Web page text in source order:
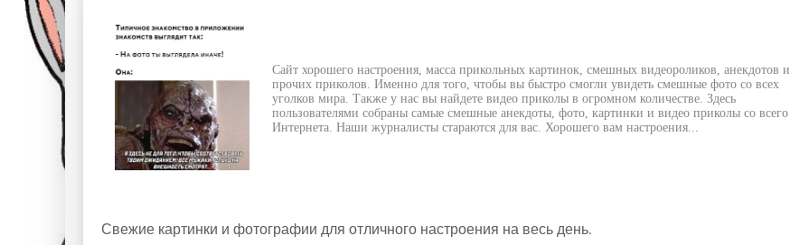
Сайт хорошего настроения, масса прикольных картинок, смешных видеороликов, анекдотов и
прочих приколов. Именно для того, чтобы вы быстро смогли увидеть смешные фото со всех
уголков мира. Также у нас вы найдете видео приколы в огромном количестве. Здесь
пользователями собраны самые смешные анекдоты, фото, картинки и видео приколы со всего
Интернета. Наши журналисты стараются для вас. Хорошего вам настроения...
Свежие картинки и фотографии для отличного настроения на весь день.